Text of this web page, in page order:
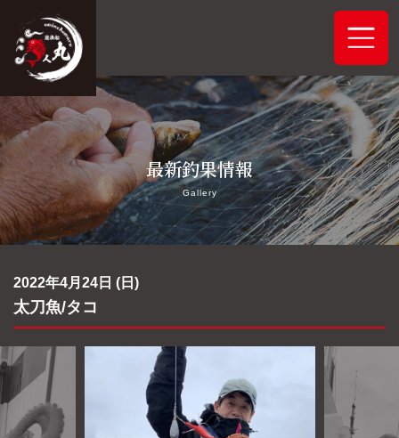
ホーム
システムご案内
最新釣果情報
船舶概要
アクセス
よくあるご質問
最新釣果情報
Gallery
2022年4月24日 (日)
太刀魚/タコ